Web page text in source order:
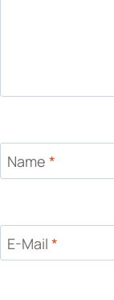
Name *
E-Mail *